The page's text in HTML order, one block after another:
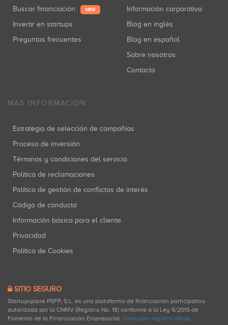
Buscar financiación NEW
Invertir en startups
Preguntas frecuentes
Información corporativa
Blog en inglés
Blog en español
Sobre nosotros
Contacto
MÁS INFORMACIÓN
Estrategia de selección de compañías
Proceso de inversión
Términos y condiciones del servicio
Política de reclamaciones
Política de gestión de conflictos de interés
Código de conducta
Información básica para el cliente
Privacidad
Política de Cookies
SITIO SEGURO
Startupxplore PSFP, S.L. es una plataforma de financiación participativa
autorizada por la CNMV (Registro No. 18) conforme a la Ley 5/2015 de
Fomento de la Financiación Empresarial. Consultar registro oficial.